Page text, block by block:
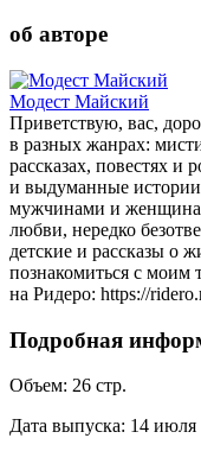
об авторе
Модест Майский
Приветствую, вас,
в разных жанрах:
рассказах, повестях и
и выдуманные
мужчинами и
любви, нередко
детские и рассказы
познакомиться с моим
на Ридеро: https://
Подробная
Объем: 26 стр.
Дата выпуска: 14 июля